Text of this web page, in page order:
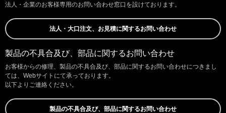
法人・企業のお客様専用のお問い合わせ窓口を設けております。
法人・大口注文、お見積に関するお問い合わせ
製品の不具合及び、部品に関するお問い合わせ
お客様からの修理、製品の不具合及び、部品に関するお問い合わせにつきまし
ては、Webサイトにて承っております。
以下よりご連絡ください。
製品の不具合及び、部品に関するお問い合わせ